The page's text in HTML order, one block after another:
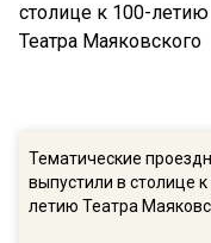
Тематические
выпустили в столице к
летию Театра